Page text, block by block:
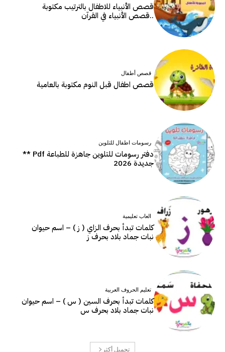
قصص الأنبياء للاطفال بالترتيب مكتوبة
..قصص الأنبياء في القرآن
قصص أطفال
قصص اطفال قبل النوم مكتوبة بالعامية
رسومات اطفال للتلوين
دفتر رسومات للتلوين جاهزة للطباعة Pdf **
جديدة 2026
العاب تعليمية
كلمات تبدأ بحرف الزاي ( ز ) – اسم حيوان
نبات جماد بلاد بحرف ز
تعليم الحروف العربية
كلمات تبدأ بحرف السين ( س ) – اسم حيوان
نبات جماد بلاد بحرف س
تحميل أكثر